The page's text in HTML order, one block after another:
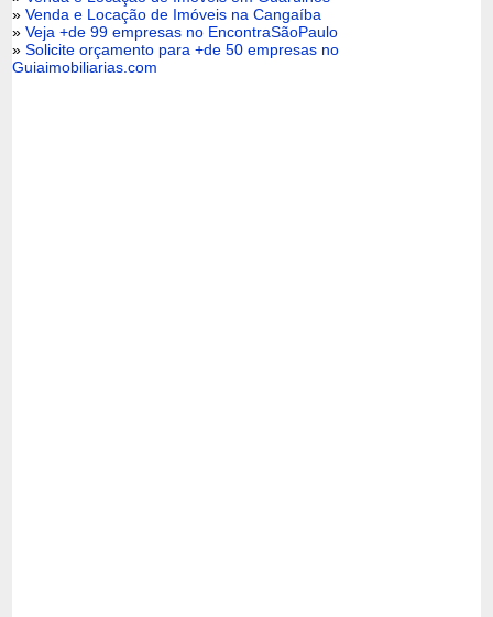
»Venda e Locação de Imóveis na Cangaíba
»Veja +de 99 empresas no EncontraSãoPaulo
»Solicite orçamento para +de 50 empresas no
Guiaimobiliarias.com